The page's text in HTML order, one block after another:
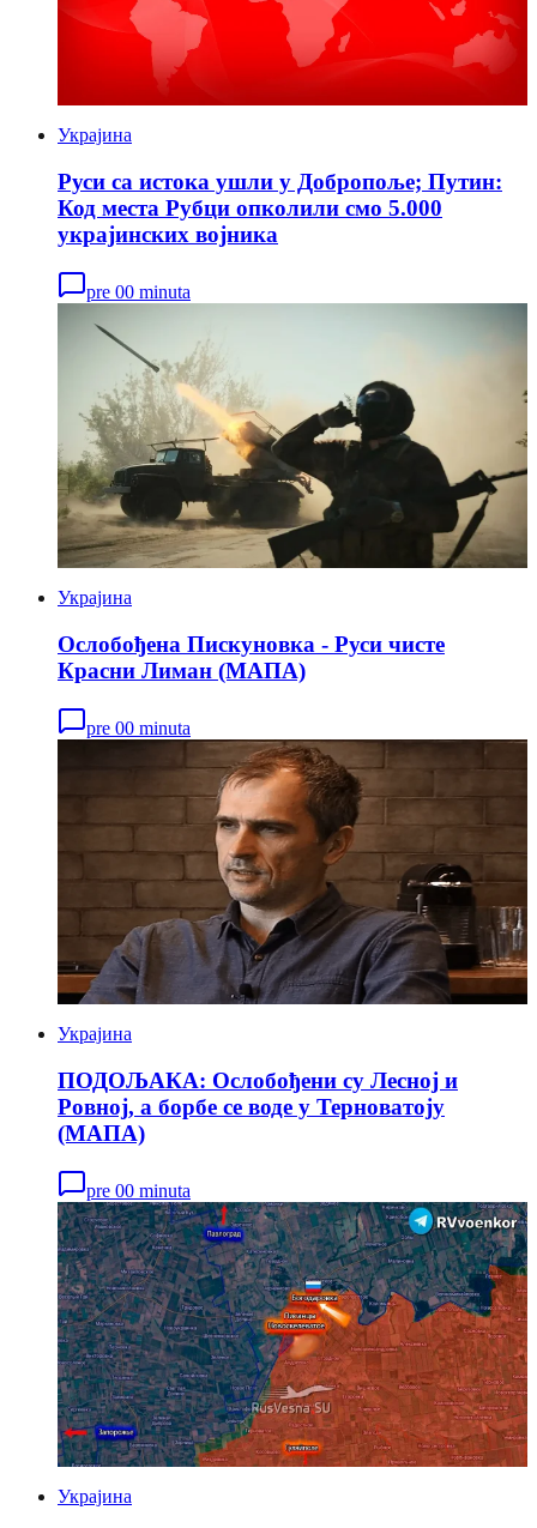
Украјина
Руси са истока ушли у Добропоље; Путин:
Код места Рубци опколили смо 5.000
украјинских војника
pre 00 minuta
Украјина
Ослобођена Пискуновка - Руси чисте
Красни Лиман (МАПА)
pre 00 minuta
Украјина
ПОДОЉАКА: Ослобођени су Лесној и
Ровној, a борбе се воде у Терноватоју
(МАПА)
pre 00 minuta
Украјина